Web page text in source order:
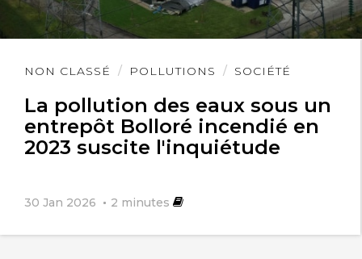
NON CLASSÉ POLLUTIONS SOCIÉTÉ
La pollution des eaux sous un
entrepôt Bolloré incendié en
2023 suscite l'inquiétude
30 Jan 2026 2 minutes
Lire